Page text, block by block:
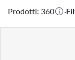
Prodotti: 360 ·